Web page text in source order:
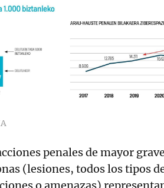
penales de mayor
(lesiones, todos los tipos
o amenazas)